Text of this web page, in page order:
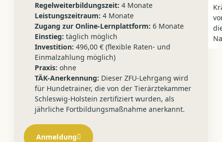
Regelweiterbildungszeit: 4 Monate
Leistungszeitraum: 4 Monate
Zugang zur Online-Lernplattform: 6 Monate
Einstieg: täglich möglich
Investition: 496,00 € (flexible Raten- und
Einmalzahlung möglich)
Praxis: ohne
TÄK-Anerkennung: Dieser ZFU-Lehrgang wird
für Hundetrainer, die von der Tierärztekammer
Schleswig-Holstein zertifiziert wurden, als
jährliche Fortbildungsmaßnahme anerkannt.
Anmeldung